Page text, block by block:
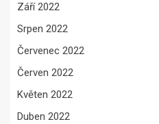
Září 2022
Srpen 2022
Červenec 2022
Červen 2022
Květen 2022
Duben 2022